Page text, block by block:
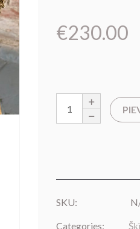
€230.00
SKU:
Categories: